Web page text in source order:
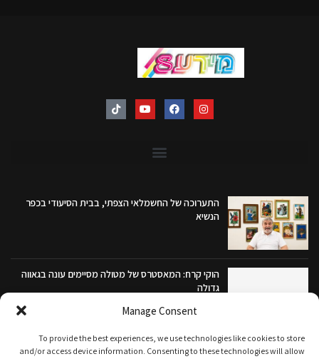
Manage Consent
To provide the best experiences, we use technologies like cookies to store
and/or access device information. Consenting to these technologies will allow
התערוכה של החשמלאי הצפתי, בבית הסיעודי בכפר
הנשיא
הוקי קרח: המאסטרס של מטולה מסיימים עונה בגאווה
גדולה
'יאללה גליל' – פסטיבל הקיץ הצפוני, נפתח בהצדעה